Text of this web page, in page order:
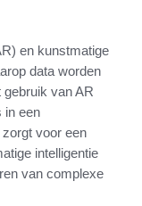
en kunstmatige
data worden
van AR
in een
voor een
intelligentie
van complexe